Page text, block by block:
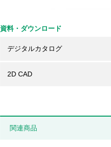
資料・ダウンロード
デジタルカタログ
2D CAD
関連商品